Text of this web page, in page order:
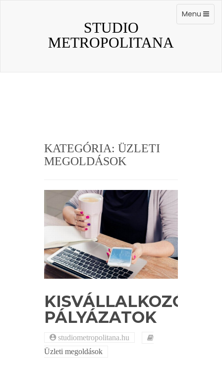
STUDIO
METROPOLITANA
Toggle
navigation
Menu
KATEGÓRIA: ÜZLETI
MEGOLDÁSOK
KISVÁLLALKOZÓI
PÁLYÁZATOK
studiometropolitana.hu
Üzleti megoldások